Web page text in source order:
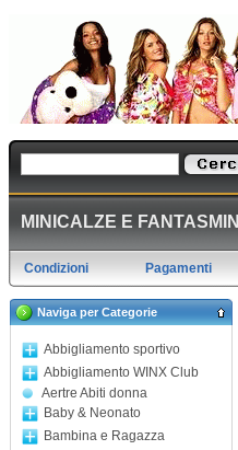
MINICALZE E FANTASMINI
Condizioni Pagamenti
Naviga per Categorie
Abbigliamento sportivo
Abbigliamento WINX Club
Aertre Abiti donna
Baby & Neonato
Bambina e Ragazza